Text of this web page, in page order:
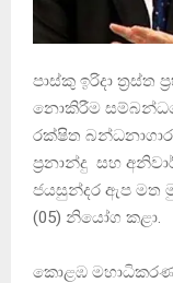
පාස්කු ඉරිදා ත්‍රස්ත
නොකිරීම
රක්ෂිත
ප්‍රනාන්දු සහ
ජයසුන්දර ඇප මත
(05) නියෝග කළා.
කොළඹ